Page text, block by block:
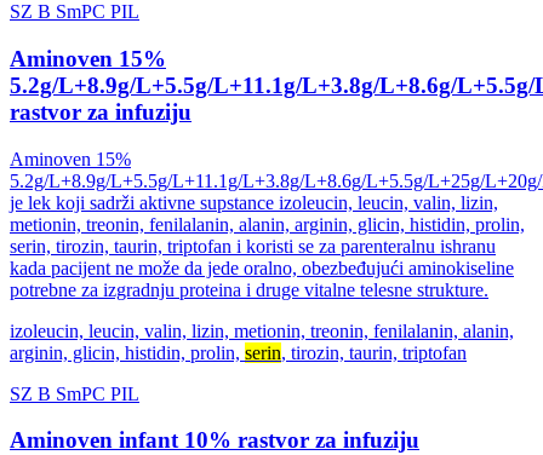
SZ B SmPC PIL
Aminoven 15%
5.2g/L+8.9g/L+5.5g/L+11.1g/L+3.8g/L+8.6g/
rastvor za infuziju
Aminoven 15%
5.2g/L+8.9g/L+5.5g/L+11.1g/L+3.8g/L+8.6g/L+5.5g/L+25g/
je lek koji sadrži aktivne supstance izoleucin, leucin, valin, lizin,
metionin, treonin, fenilalanin, alanin, arginin, glicin, histidin, prolin,
serin, tirozin, taurin, triptofan i koristi se za parenteralnu ishranu
kada pacijent ne može da jede oralno, obezbeđujući aminokiseline
potrebne za izgradnju proteina i druge vitalne telesne strukture.
izoleucin, leucin, valin, lizin, metionin, treonin, fenilalanin, alanin,
arginin, glicin, histidin, prolin, serin, tirozin, taurin, triptofan
SZ B SmPC PIL
Aminoven infant 10% rastvor za infuziju